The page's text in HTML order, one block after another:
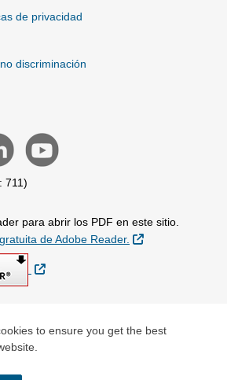
to ensure you get the best
de privacidad
discriminación
711)
para abrir los PDF en este sitio.
de Adobe Reader.
Sitio Externo
Sitio Externo